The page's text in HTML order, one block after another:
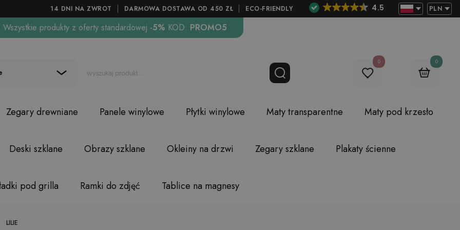
14 DNI NA ZWROT DARMOWA DOSTAWA OD 450 ZŁ ECO-FRIENDLY 4.5 PLN
Wszystkie produkty z oferty standardowej -5% KOD: PROMO5
0 0
Zegary drewniane Panele winylowe Płytki winylowe Maty transparentne Maty pod krzesło
Deski szklane Obrazy szklane Okleiny na drzwi Zegary szklane Plakaty ścienne
pod grilla Ramki do zdjęć Tablice na magnesy
LILIE